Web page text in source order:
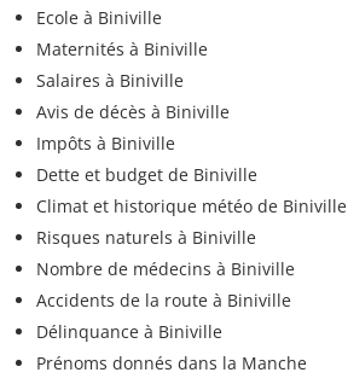
Ecole à Biniville
Maternités à Biniville
Salaires à Biniville
Avis de décès à Biniville
Impôts à Biniville
Dette et budget de Biniville
Climat et historique météo de Biniville
Risques naturels à Biniville
Nombre de médecins à Biniville
Accidents de la route à Biniville
Délinquance à Biniville
Prénoms donnés dans la Manche